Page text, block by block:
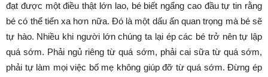
đạt được một điều thật lớn lao, bé biết ngẩng cao đầu tự tin rằng
bé có thể tiến xa hơn nữa. Đó là một dấu ấn quan trọng mà bé sẽ
tự hào. Nhiều khi người lớn chúng ta lại ép các bé trở nên tự lập
quá sớm. Phải ngủ riêng từ quá sớm, phải cai sữa từ quá sớm,
phải tự làm mọi việc bố mẹ không giúp đỡ từ quá sớm. Đừng ép